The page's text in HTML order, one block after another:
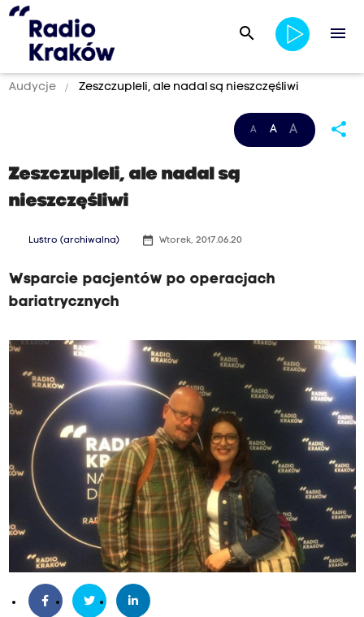
search menu
Audycje Zeszczupleli, ale nadal są nieszczęśliwi
A A A share
Zeszczupleli, ale nadal są
nieszczęśliwi
Lustro (archiwalna) date_range Wtorek, 2017.06.20
Wsparcie pacjentów po operacjach
bariatrycznych